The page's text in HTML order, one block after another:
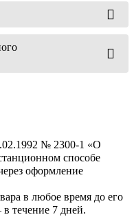
№ 2300-1 «О
способе
оформление
в любое время до его
в течение 7 дней.